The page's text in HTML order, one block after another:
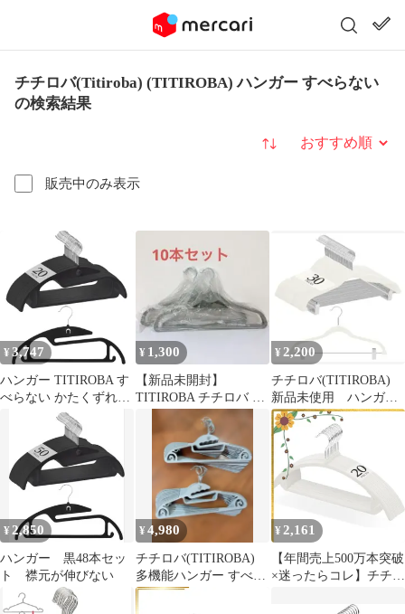
チチロバ(Titiroba) (TITIROBA) ハンガー すべらない
の検索結果
販売中のみ表示
並び替え
¥ 3,747
ハンガー TITIROBA す
べらない かたくずれ防
止 伸び防止 連結フック
¥ 1,300
【新品未開封】
TITIROBA チチロバ 滑
らないハンガー 10本セ
ット グレー
¥ 2,200
チチロバ(TITIROBA)
新品未使用 ハンガー
すべらない アイボリー
30本
¥ 2,850
ハンガー 黒48本セッ
ト 襟元が伸びない
¥4,980
チチロバ(TITIROBA)
多機能ハンガー すべら
ない伸びない20本未使
用
¥ 2,161
【年間売上500万本突破
×迷ったらコレ】チチロ
ー すべらない かたくず